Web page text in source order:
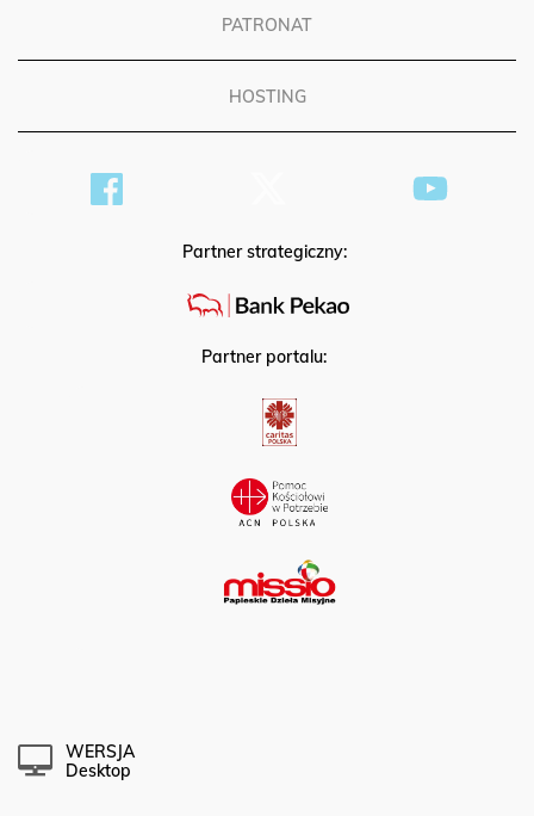
PATRONAT
HOSTING
Partner strategiczny:
Partner portalu:
WERSJA
Desktop